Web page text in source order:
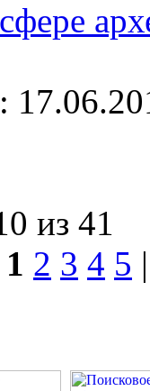
из 41
1 2 3 4 5